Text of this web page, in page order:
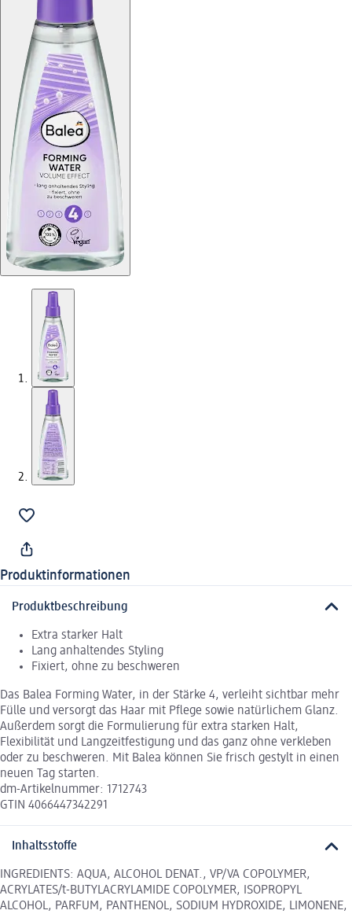
Produktinformationen
Produktbeschreibung
Extra starker Halt
Lang anhaltendes Styling
Fixiert, ohne zu beschweren
Das Balea Forming Water, in der Stärke 4, verleiht sichtbar mehr
Fülle und versorgt das Haar mit Pflege sowie natürlichem Glanz.
Außerdem sorgt die Formulierung für extra starken Halt,
Flexibilität und Langzeitfestigung und das ganz ohne verkleben
oder zu beschweren. Mit Balea können Sie frisch gestylt in einen
neuen Tag starten.
dm-Artikelnummer: 1712743
GTIN 4066447342291
Inhaltsstoffe
INGREDIENTS: AQUA, ALCOHOL DENAT., VP/VA COPOLYMER,
ACRYLATES/t-BUTYLACRYLAMIDE COPOLYMER, ISOPROPYL
ALCOHOL, PARFUM, PANTHENOL, SODIUM HYDROXIDE, LIMONENE,